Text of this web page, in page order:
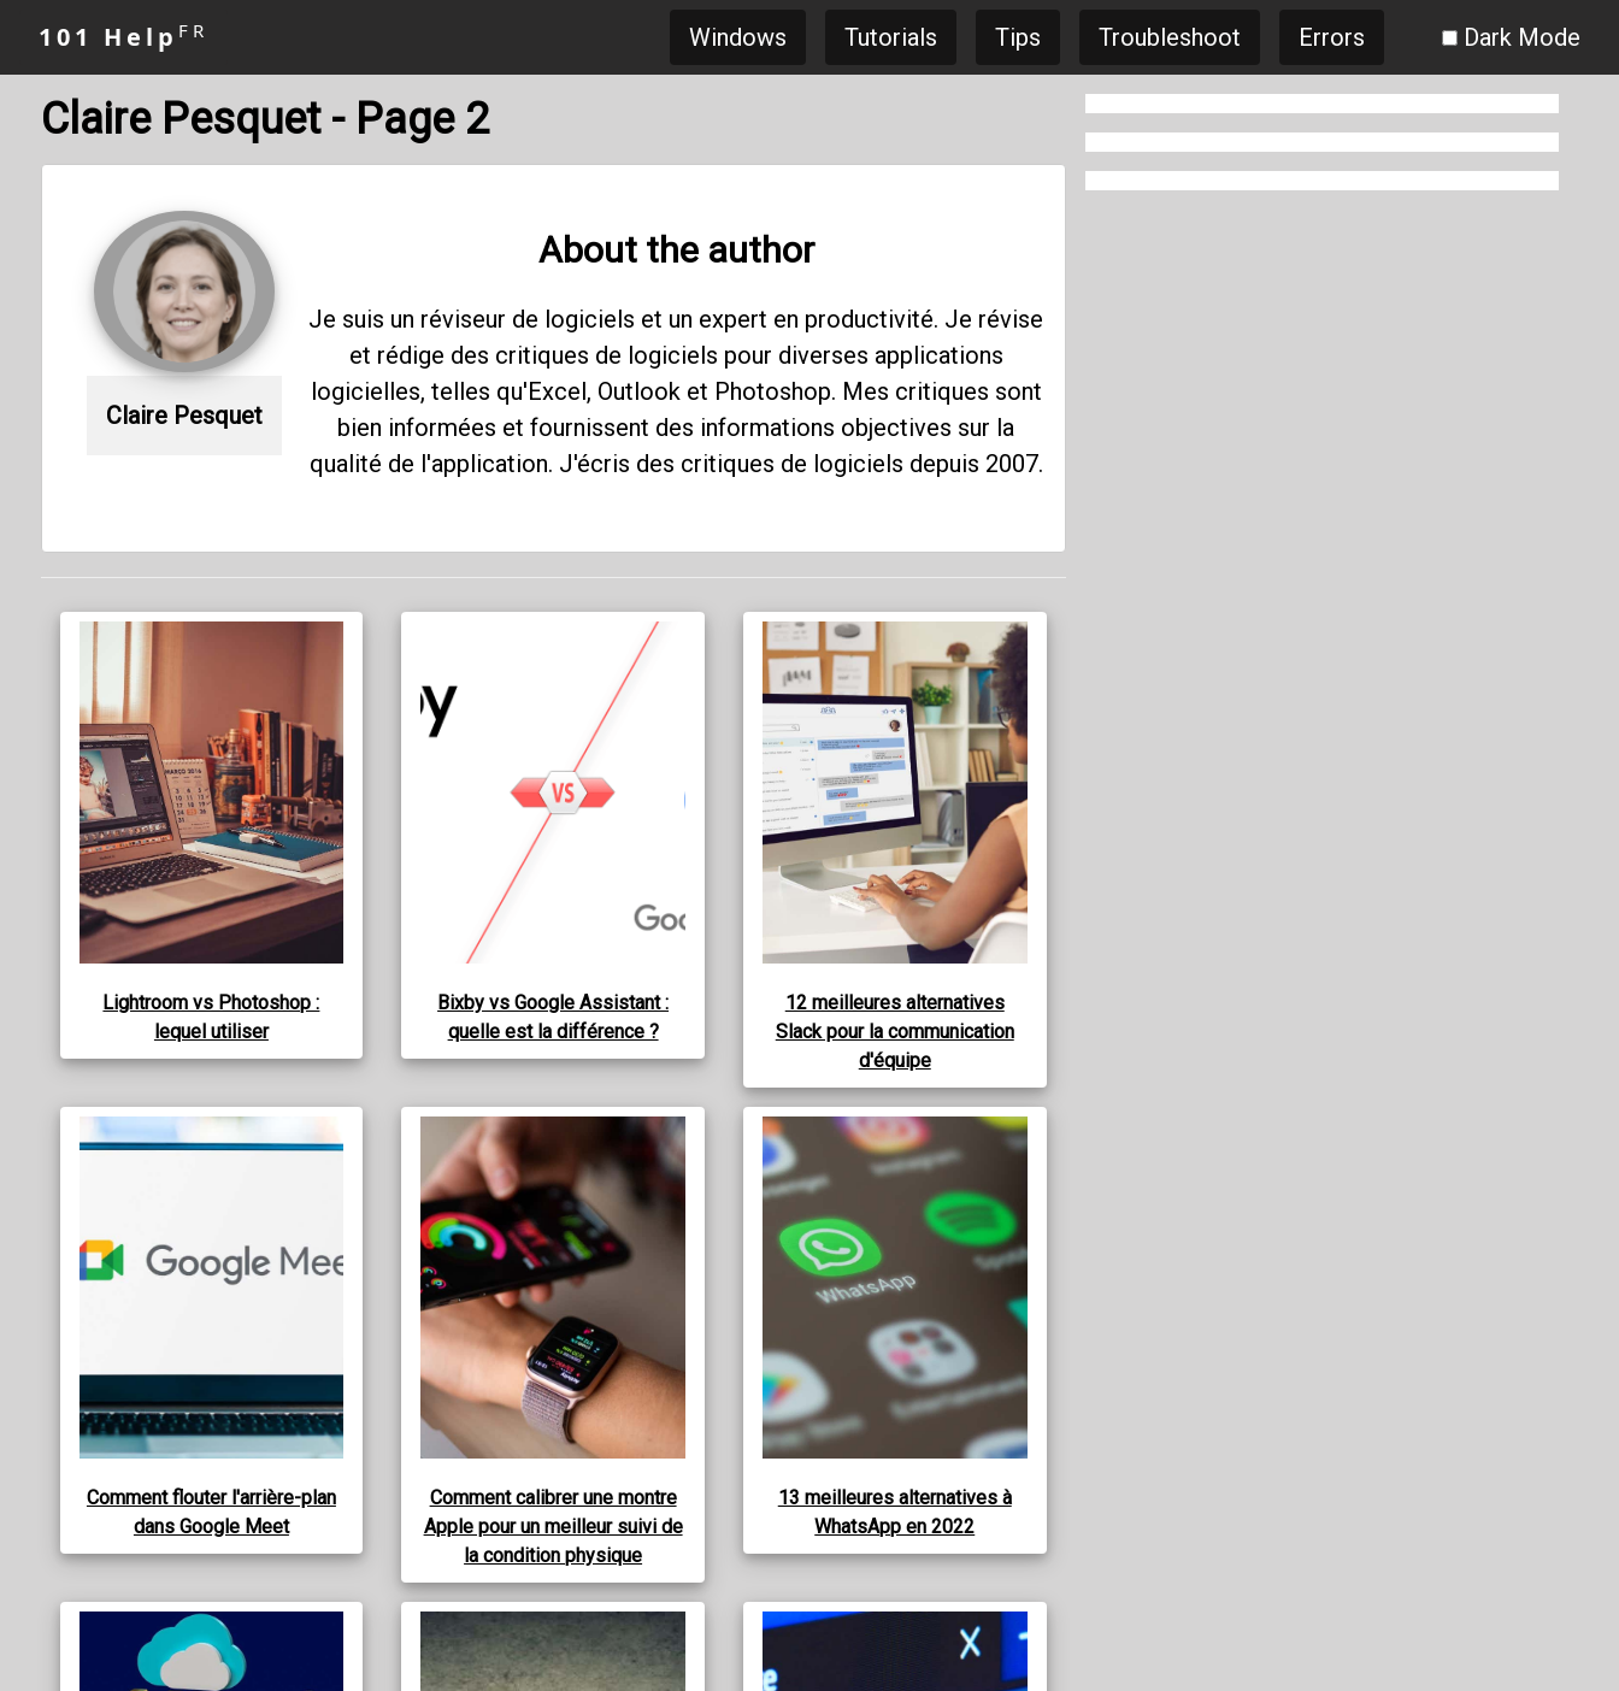
101 Help FR Windows Tutorials Tips Troubleshoot Errors Dark Mode
Claire Pesquet - Page 2
Claire Pesquet
About the author
Je suis un réviseur de logiciels et un expert en productivité. Je révise
et rédige des critiques de logiciels pour diverses applications
logicielles, telles qu'Excel, Outlook et Photoshop. Mes critiques sont
bien informées et fournissent des informations objectives sur la
qualité de l'application. J'écris des critiques de logiciels depuis 2007.
Lightroom vs Photoshop :
lequel utiliser
Bixby vs Google Assistant :
quelle est la différence ?
12 meilleures alternatives
Slack pour la communication
d'équipe
Comment flouter l'arrière-plan
dans Google Meet
Comment calibrer une montre
Apple pour un meilleur suivi de
la condition physique
13 meilleures alternatives à
WhatsApp en 2022